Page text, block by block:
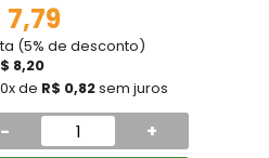
7,79
(5% de desconto)
8,20
de R$ 0,82sem juros
- +